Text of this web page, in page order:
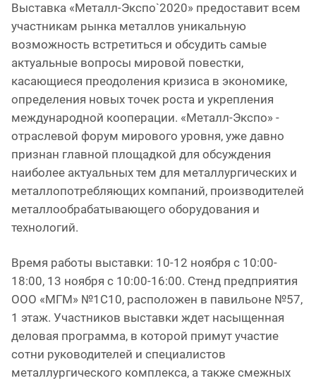
Выставка «Металл-Экспо`2020» предоставит всем
участникам рынка металлов уникальную
возможность встретиться и обсудить самые
актуальные вопросы мировой повестки,
касающиеся преодоления кризиса в экономике,
определения новых точек роста и укрепления
международной кооперации. «Металл-Экспо» -
отраслевой форум мирового уровня, уже давно
признан главной площадкой для обсуждения
наиболее актуальных тем для металлургических и
металлопотребляющих компаний, производителей
металлообрабатывающего оборудования и
технологий.
Время работы выставки: 10-12 ноября с 10:00-
18:00, 13 ноября с 10:00-16:00. Стенд предприятия
ООО «МГМ» №1С10, расположен в павильоне №57,
1 этаж. Участников выставки ждет насыщенная
деловая программа, в которой примут участие
сотни руководителей и специалистов
металлургического комплекса, а также смежных